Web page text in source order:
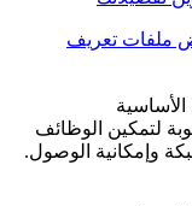
ملفات تعريف
لتمكين الوظائف
وإمكانية الوصول.